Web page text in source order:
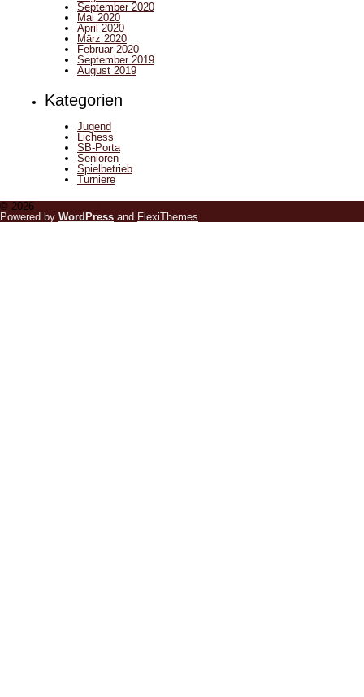
September 2020
Mai 2020
April 2020
März 2020
Februar 2020
September 2019
August 2019
Kategorien
Jugend
Lichess
SB-Porta
Senioren
Spielbetrieb
Turniere
© 2026
Powered by WordPress and FlexiThemes